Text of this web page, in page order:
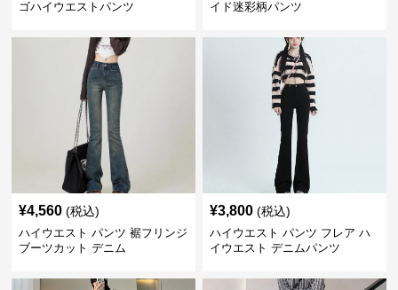
ゴハイウエストパンツ イド迷彩柄パンツ
¥4,560 (税込)
ハイウエスト パンツ 裾フリンジ
ブーツカット デニム
¥3,800 (税込)
ハイウエスト パンツ フレア ハ
イウエスト デニムパンツ